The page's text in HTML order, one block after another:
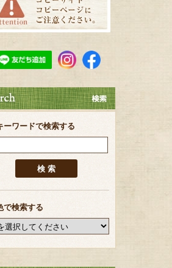
ーワードで検索する
で検索する